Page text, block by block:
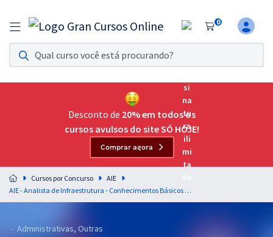
0
Assinatura Ilimitada 11
Acesso a todos os cursos. Teste grátis por 7 dias!
Assinatura OAB Até Passar
Acesso ilimitado a toda preparação para o Exame da
Residências Multiprofissionais
Preparação completa e intensiva para as principais
residências em saúde do Brasil
Desconto de 20% em todos os
cursos avulsos do site SÓ HOJE!
Comprar agora
Cursos por Concurso
AIE
AIE - Analista de Infraestrutura - Conhecimentos Básicos para Todos os Cargos
- Administrativas, Outras